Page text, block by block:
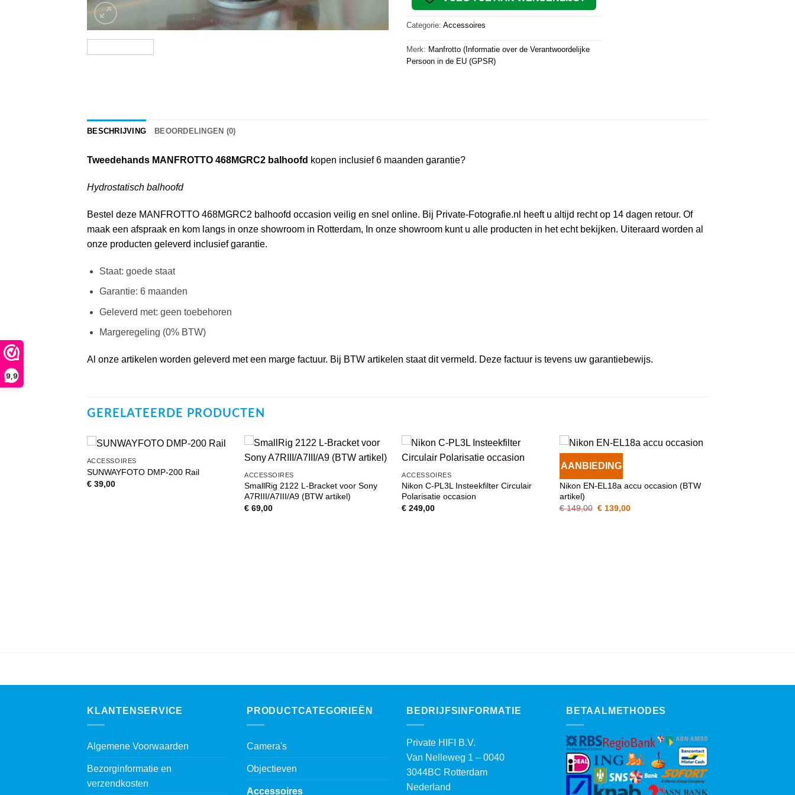
9,9
Categorie: Accessoires
Merk: Manfrotto (Informatie over de Verantwoordelijke
Persoon in de EU (GPSR)
BESCHRIJVING BEOORDELINGEN (0)
Tweedehands MANFROTTO 468MGRC2 balhoofd kopen inclusief 6 maanden garantie?
Hydrostatisch balhoofd
Bestel deze MANFROTTO 468MGRC2 balhoofd occasion veilig en snel online. Bij Private-Fotografie.nl heeft u altijd recht op 14 dagen retour. Of
maak een afspraak en kom langs in onze showroom in Rotterdam, In onze showroom kunt u alle producten in het echt bekijken. Uiteraard worden al
onze producten geleverd inclusief garantie.
Staat: goede staat
Garantie: 6 maanden
Geleverd met: geen toebehoren
Margeregeling (0% BTW)
Al onze artikelen worden geleverd met een marge factuur. Bij BTW artikelen staat dit vermeld. Deze factuur is tevens uw garantiebewijs.
GERELATEERDE PRODUCTEN
VOEG TOE
ACCESSOIRES
SUNWAYFOTO DMP-200 Rail
€39,00
WENSENLIJST
ACCESSOIRES
SmallRig 2122 L-Bracket voor Sony
A7RIII/A7III/A9 (BTW artikel)
€ 69,00
WENSENLIJST
ACCESSOIRES
Nikon C-PL3L Insteekfilter Circulair
Polarisatie occasion
€ 249,00
AANBIEDING
WENSENLIJST
Nikon EN-EL18a accu occasion (BTW
artikel)
€149,00 Oorspronkelijke
€139,00Huidige
KLANTENSERVICE
Algemene Voorwaarden
Bezorginformatie en
verzendkosten
PRODUCTCATEGORIEËN
Camera's
Objectieven
Accessoires
BEDRIJFSINFORMATIE
Private HIFI B.V.
Van Nelleweg 1 – 0040
3044BC Rotterdam
Nederland
BETAALMETHODES